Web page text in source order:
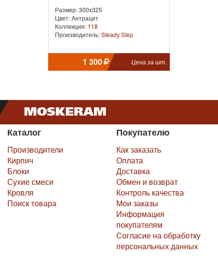
Размер: 300x325
Цвет: Антрацит
Коллекция: 118
Производитель:Steady Step
1 300 Цена за шт.
Каталог
Производители
Кирпич
Блоки
Сухие смеси
Кровля
Поиск товара
Покупателю
Как заказать
Оплата
Доставка
Обмен и возврат
Контроль качества
Мои заказы
Информация
покупателям
Согласие на обработку
персональных данных